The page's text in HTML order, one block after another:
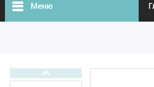
Меню
Фасадний декор